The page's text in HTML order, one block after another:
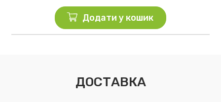
Додати у кошик
ДОСТАВКА